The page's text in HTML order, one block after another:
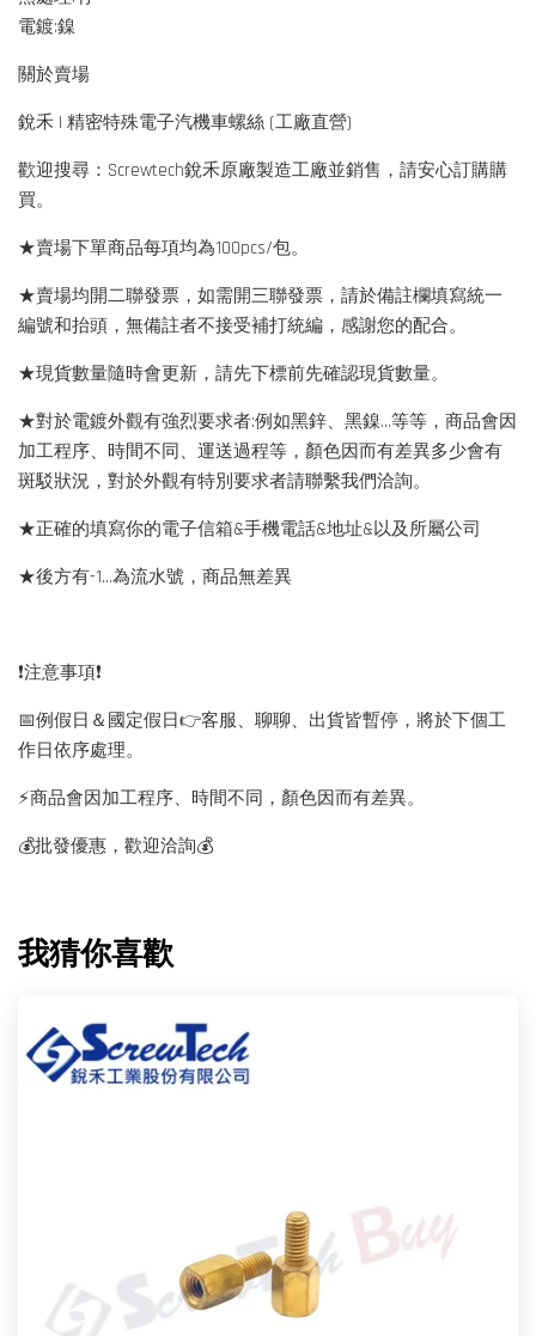
電鍍:鎳
關於賣場
銳禾 | 精密特殊電子汽機車螺絲 (工廠直營)
歡迎搜尋：Screwtech銳禾原廠製造工廠並銷售，請安心訂購購
買。
★賣場下單商品每項均為100pcs/包。
★賣場均開二聯發票，如需開三聯發票，請於備註欄填寫統一
編號和抬頭，無備註者不接受補打統編，感謝您的配合。
★現貨數量隨時會更新，請先下標前先確認現貨數量。
★對於電鍍外觀有強烈要求者:例如黑鋅、黑鎳...等等，商品會因
加工程序、時間不同、運送過程等，顏色因而有差異多少會有
斑駁狀況，對於外觀有特別要求者請聯繫我們洽詢。
★正確的填寫你的電子信箱&手機電話&地址&以及所屬公司
★後方有-1…為流水號，商品無差異
❗️注意事項❗️
📅例假日＆國定假日👉客服、聊聊、出貨皆暫停，將於下個工
作日依序處理。
⚡️商品會因加工程序、時間不同，顏色因而有差異。
💰批發優惠，歡迎洽詢💰
我猜你喜歡